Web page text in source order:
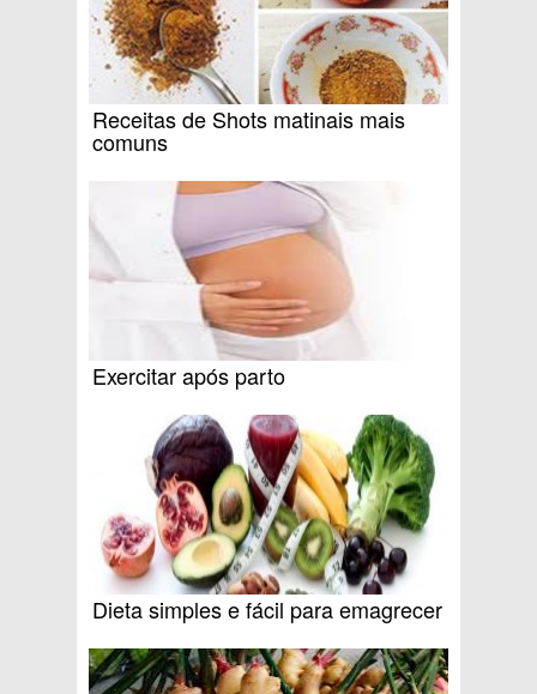
Receitas de Shots matinais mais
comuns
Exercitar após parto
Dieta simples e fácil para emagrecer